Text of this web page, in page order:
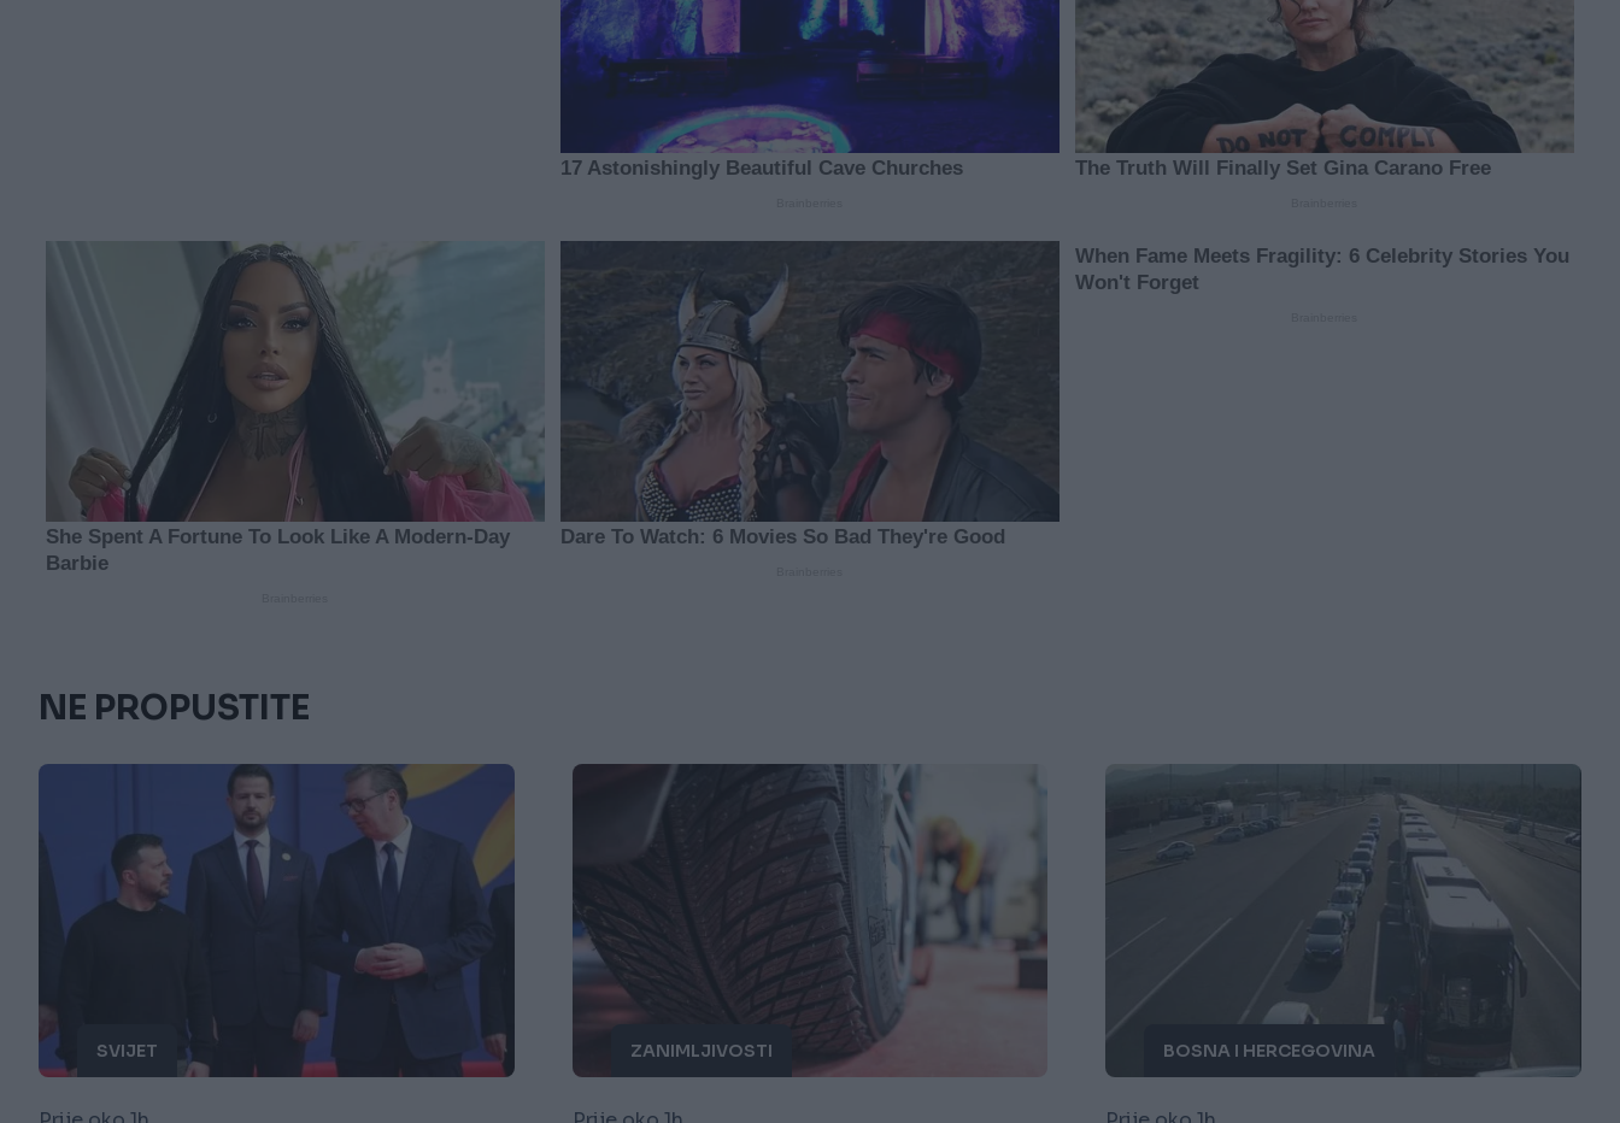
NE PROPUSTITE
SVIJET ZANIMLJIVOSTI BOSNA I HERCEGOVINA